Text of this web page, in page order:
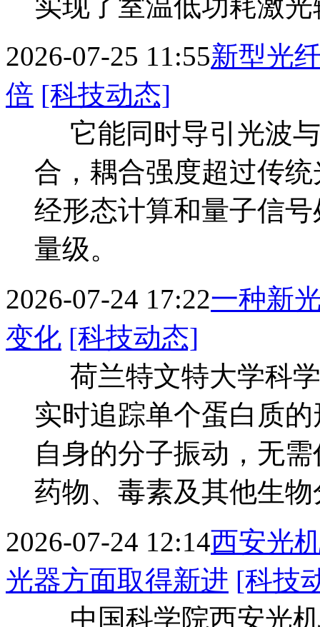
实现了室温低功耗激
2026-07-25 11:55新型光
倍 [科技动态]
它能同时导引光波
合，耦合强度超过传
经形态计算和量子信
量级。
2026-07-24 17:22一种新
变化 [科技动态]
荷兰特文特大学科
实时追踪单个蛋白质
自身的分子振动，无
药物、毒素及其他生
2026-07-24 12:14西安光
光器方面取得新进 [科技
中国科学院西安光